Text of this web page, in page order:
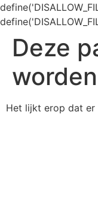
Deze
Het lijkt erop dat er